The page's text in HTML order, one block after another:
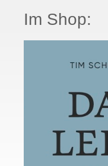
Im Shop: